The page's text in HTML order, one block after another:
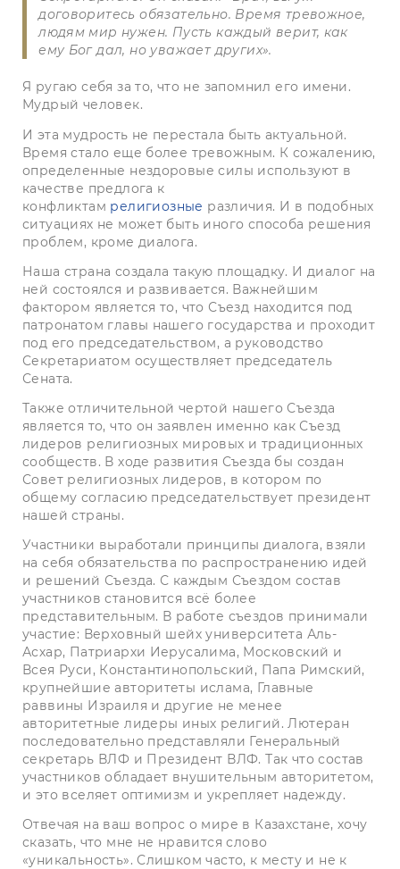
договоритесь обязательно. Время тревожное,
людям мир нужен. Пусть каждый верит, как
ему Бог дал, но уважает других».
Я ругаю себя за то, что не запомнил его имени.
Мудрый человек.
И эта мудрость не перестала быть актуальной.
Время стало еще более тревожным. К сожалению,
определенные нездоровые силы используют в
качестве предлога к
конфликтам религиозные различия. И в подобных
ситуациях не может быть иного способа решения
проблем, кроме диалога.
Наша страна создала такую площадку. И диалог на
ней состоялся и развивается. Важнейшим
фактором является то, что Съезд находится под
патронатом главы нашего государства и проходит
под его председательством, а руководство
Секретариатом осуществляет председатель
Сената.
Также отличительной чертой нашего Съезда
является то, что он заявлен именно как Съезд
лидеров религиозных мировых и традиционных
сообществ. В ходе развития Съезда бы создан
Совет религиозных лидеров, в котором по
общему согласию председательствует президент
нашей страны.
Участники выработали принципы диалога, взяли
на себя обязательства по распространению идей
и решений Съезда. С каждым Съездом состав
участников становится всё более
представительным. В работе съездов принимали
участие: Верховный шейх университета Аль-
Асхар, Патриархи Иерусалима, Московский и
Всея Руси, Константинопольский, Папа Римский,
крупнейшие авторитеты ислама, Главные
раввины Израиля и другие не менее
авторитетные лидеры иных религий. Лютеран
последовательно представляли Генеральный
секретарь ВЛФ и Президент ВЛФ. Так что состав
участников обладает внушительным авторитетом,
и это вселяет оптимизм и укрепляет надежду.
Отвечая на ваш вопрос о мире в Казахстане, хочу
сказать, что мне не нравится слово
«уникальность». Слишком часто, к месту и не к